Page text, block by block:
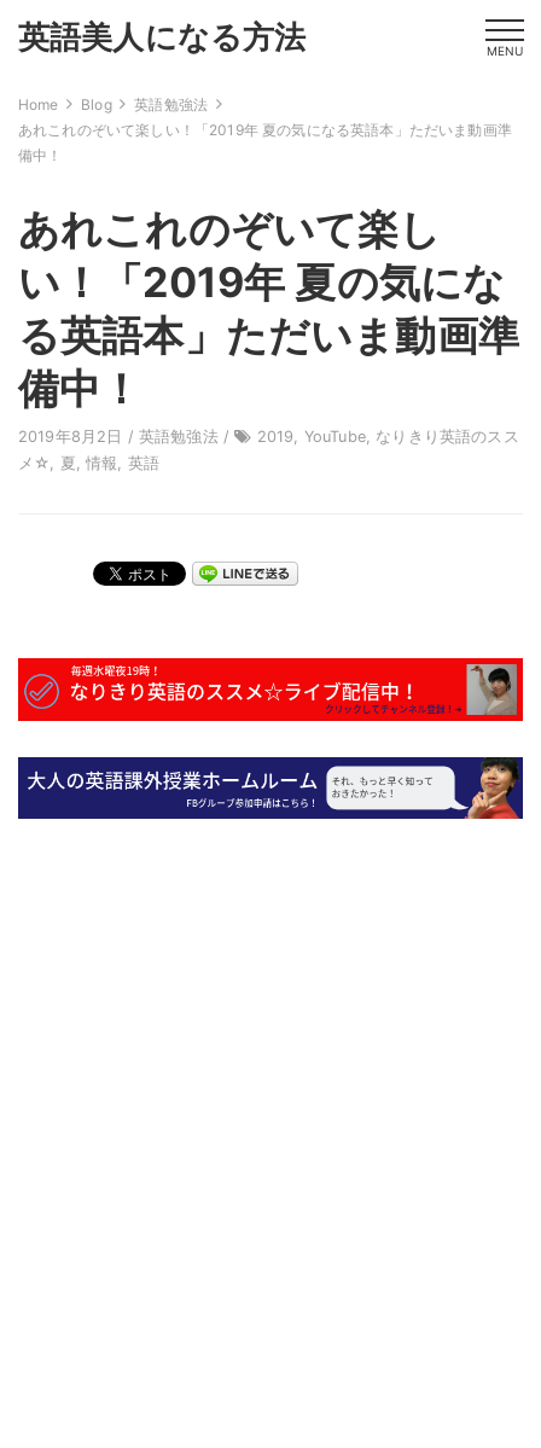
英語美人になる方法 MENU
Home Blog
英語勉強法
あれこれのぞいて楽しい！「2019年 夏の気になる英語本」ただいま動画準
備中！
あれこれのぞいて楽し
い！「2019年 夏の気にな
る英語本」ただいま動画準
備中！
2019年8月2日 / 英語勉強法/ 2019 YouTube, なりきり英語のスス
メ☆
夏 ,情報 英語